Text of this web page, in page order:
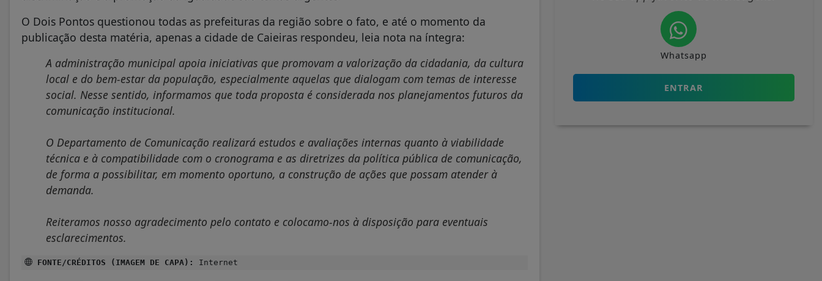
O Dois Pontos questionou todas as prefeituras da região sobre o fato, e até o momento da
publicação desta matéria, apenas a cidade de Caieiras respondeu, leia nota na íntegra:
A administração municipal apoia iniciativas que promovam a valorização da cidadania, da cultura
local e do bem-estar da população, especialmente aquelas que dialogam com temas de interesse
social. Nesse sentido, informamos que toda proposta é considerada nos planejamentos futuros da
comunicação institucional.
O Departamento de Comunicação realizará estudos e avaliações internas quanto à viabilidade
técnica e à compatibilidade com o cronograma e as diretrizes da política pública de comunicação,
de forma a possibilitar, em momento oportuno, a construção de ações que possam atender à
demanda.
Reiteramos nosso agradecimento pelo contato e colocamo-nos à disposição para eventuais
esclarecimentos.
FONTE/CRÉDITOS (IMAGEM DE CAPA): Internet
Whatsapp
ENTRAR